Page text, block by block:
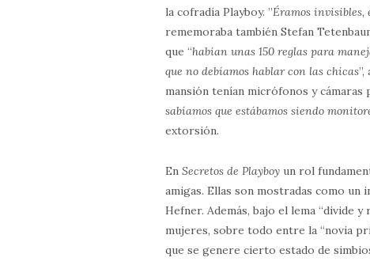
la cofradía Playboy. ”Éramos invisibles,
rememoraba también Stefan
que “habían unas 150 reglas para
que no debíamos hablar con las chicas
mansión tenían micrófonos y cámaras
sabíamos que estábamos siendo
extorsión.
EnSecretos de Playboy un rol
amigas. Ellas son mostradas como
Hefner. Además, bajo el lema “divide
mujeres, sobre todo entre la “novia
que se genere cierto estado de